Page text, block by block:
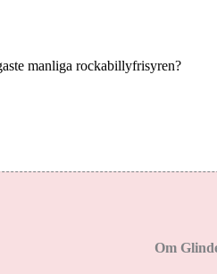
manliga rockabillyfrisyren?
Om